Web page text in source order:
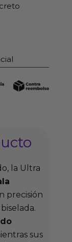
la Ultra
precisión
sus